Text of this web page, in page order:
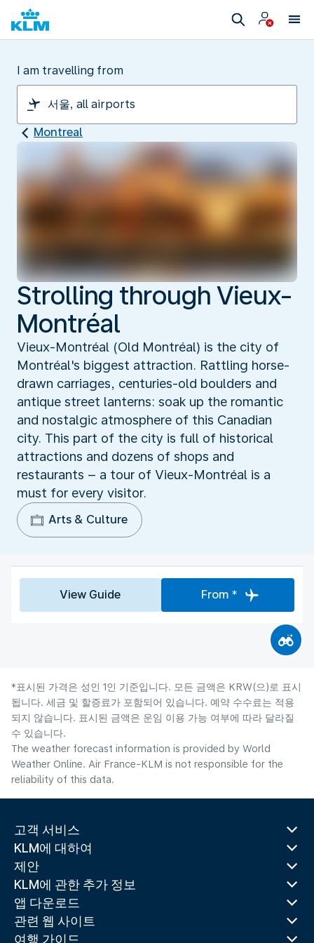
I am travelling from
Montreal
Strolling through Vieux-
Montréal
Vieux-Montréal (Old Montréal) is the city of
Montréal's biggest attraction. Rattling horse-
drawn carriages, centuries-old boulders and
antique street lanterns: soak up the romantic
and nostalgic atmosphere of this Canadian
city. This part of the city is full of historical
attractions and dozens of shops and
restaurants – a tour of Vieux-Montréal is a
must for every visitor.
Arts & Culture
View Guide From *
*표시된 가격은 성인 1인 기준입니다. 모든 금액은 KRW(으)로 표시
됩니다. 세금 및 할증료가 포함되어 있습니다. 예약 수수료는 적용
되지 않습니다. 표시된 금액은 운임 이용 가능 여부에 따라 달라질
수 있습니다.
The weather forecast information is provided by World
Weather Online. Air France-KLM is not responsible for the
reliability of this data.
고객 서비스
KLM에 대하여
제안
KLM에 관한 추가 정보
앱 다운로드
관련 웹 사이트
여행 가이드